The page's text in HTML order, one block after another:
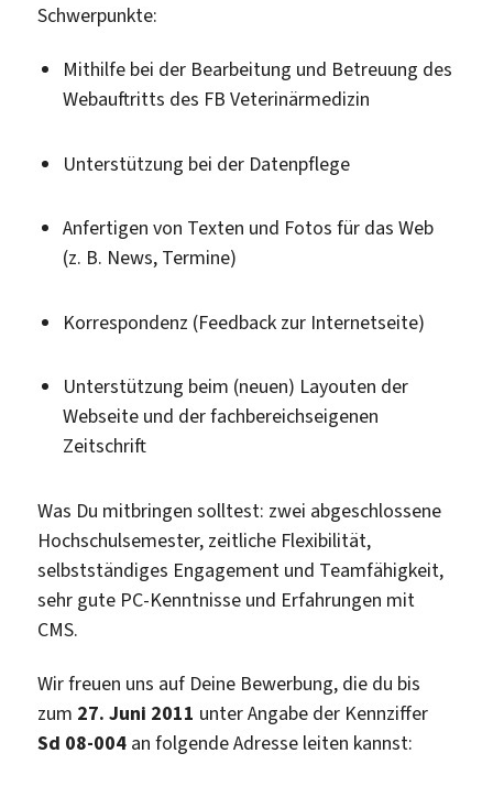
Schwerpunkte:
Mithilfe bei der Bearbeitung und Betreuung des
Webauftritts des FB Veterinärmedizin
Unterstützung bei der Datenpflege
Anfertigen von Texten und Fotos für das Web
(z. B. News, Termine)
Korrespondenz (Feedback zur Internetseite)
Unterstützung beim (neuen) Layouten der
Webseite und der fachbereichseigenen
Zeitschrift
Was Du mitbringen solltest: zwei abgeschlossene
Hochschulsemester, zeitliche Flexibilität,
selbstständiges Engagement und Teamfähigkeit,
sehr gute PC-Kenntnisse und Erfahrungen mit
CMS.
Wir freuen uns auf Deine Bewerbung, die du bis
zum 27. Juni 2011 unter Angabe der Kennziffer
Sd 08-004 an folgende Adresse leiten kannst: